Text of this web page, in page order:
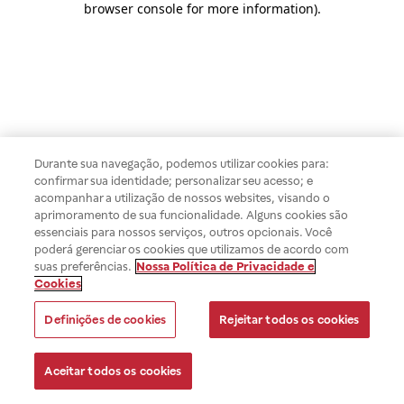
browser console for more information).
Durante sua navegação, podemos utilizar cookies para:
confirmar sua identidade; personalizar seu acesso; e
acompanhar a utilização de nossos websites, visando o
aprimoramento de sua funcionalidade. Alguns cookies são
essenciais para nossos serviços, outros opcionais. Você
poderá gerenciar os cookies que utilizamos de acordo com
suas preferências. Nossa Política de Privacidade e
Cookies
Definições de cookies Rejeitar todos os cookies
Aceitar todos os cookies